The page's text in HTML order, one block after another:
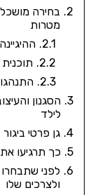
בחירה
מטרות
הסגנון
לילד
גן פרטי
כך תרגיעו
לפני שתבחרו
ולצרכים שלו